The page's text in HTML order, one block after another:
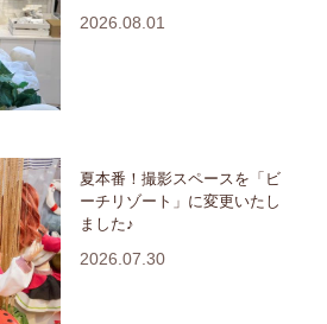
2026.08.01
夏本番！撮影スペースを「ビ
ーチリゾート」に変更いたし
ました♪
2026.07.30